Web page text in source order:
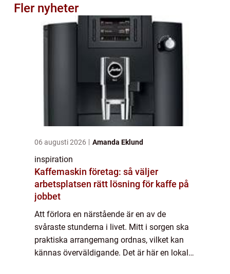
Fler nyheter
06 augusti 2026 Amanda Eklund
inspiration
Kaffemaskin företag: så väljer
arbetsplatsen rätt lösning för kaffe på
jobbet
Att förlora en närstående är en av de
svåraste stunderna i livet. Mitt i sorgen ska
praktiska arrangemang ordnas, vilket kan
kännas överväldigande. Det är här en lokal